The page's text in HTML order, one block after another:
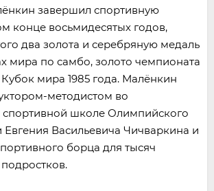
завершил спортивную
конце восьмидесятых годов,
два золота и серебряную медаль
мира по самбо, золото чемпионата
мира 1985 года. Малёнкин
методистом во
школе Олимпийского
Васильевича Чичваркина и
борца для тысяч